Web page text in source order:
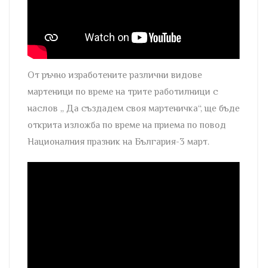
От ръчно изработените различни видове
мартеници по време на трите работилници с
наслов „ Да създадем своя мартеничка“, ще бъде
открита изложба по време на приема по повод
Националния празник на България-3 март.